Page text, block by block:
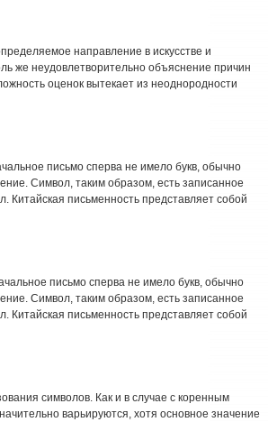
направление в искусстве и
же неудовлетворительно объяснение причин
оценок вытекает из неоднородности
письмо сперва не имело букв, обычно
Символ, таким образом, есть записанное
Китайская письменность представляет собой
письмо сперва не имело букв, обычно
Символ, таким образом, есть записанное
Китайская письменность представляет собой
символов. Как и в случае с коренным
варьируются, хотя основное значение